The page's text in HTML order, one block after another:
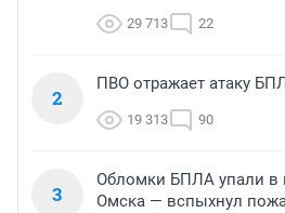
29 713 22
2
ПВО отражает атаку
19 313 90
3
Обломки БПЛА упали в
Омска — вспыхнул